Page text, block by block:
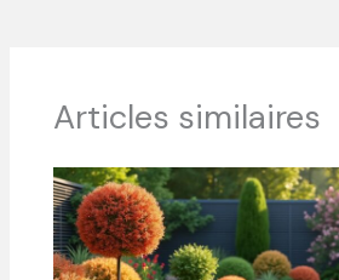
Articles similaires